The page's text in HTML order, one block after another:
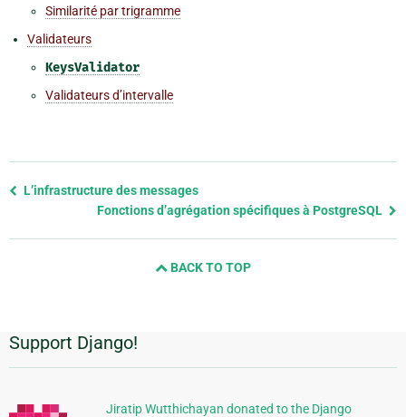
Similarité par trigramme
Validateurs
KeysValidator
Validateurs d’intervalle
Previous
L’infrastructure des messages
Fonctions d’agrégation spécifiques à PostgreSQL
BACK TO TOP
Informations
supplémentaires
Support Django!
Jiratip Wutthichayan donated to the Django